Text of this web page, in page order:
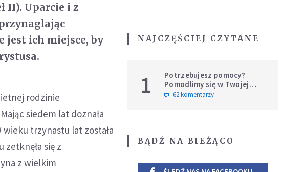
II). Uparcie i z
jest ich miejsce, by
rodzinie
siedem lat doznała
wieku trzynastu lat została
się z
z wielkim
NAJCZĘŚCIEJ CZYTANE
1
Potrzebujesz pomocy?
Pomodlimy się w Twojej
intencji
62 komentarzy
BĄDŹ NA BIEŻĄCO